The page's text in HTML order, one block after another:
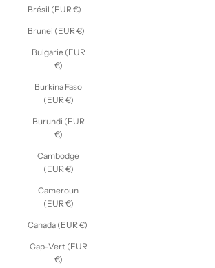
Brésil (EUR €)
Brunei (EUR €)
Bulgarie (EUR
€)
Burkina Faso
(EUR €)
Burundi (EUR
€)
Cambodge
(EUR €)
Cameroun
(EUR €)
Canada (EUR €)
Cap-Vert (EUR
€)